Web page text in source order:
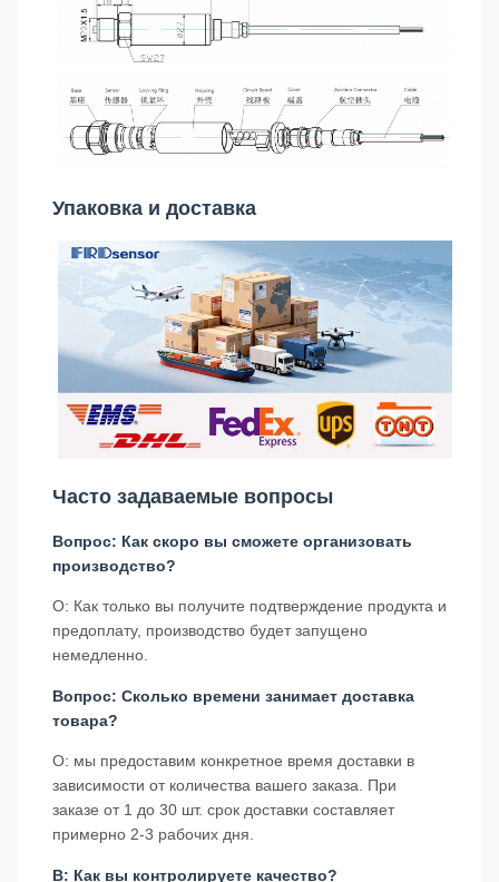
Упаковка и доставка
Часто задаваемые вопросы
Вопрос: Как скоро вы сможете организовать
производство?
О: Как только вы получите подтверждение продукта и
предоплату, производство будет запущено
немедленно.
Вопрос: Сколько времени занимает доставка
товара?
О: мы предоставим конкретное время доставки в
зависимости от количества вашего заказа. При
заказе от 1 до 30 шт. срок доставки составляет
примерно 2-3 рабочих дня.
В: Как вы контролируете качество?